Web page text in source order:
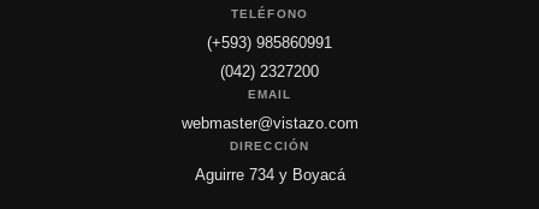
TELÉFONO
(+593) 985860991
(042) 2327200
EMAIL
webmaster@vistazo.com
DIRECCIÓN
Aguirre 734 y Boyacá